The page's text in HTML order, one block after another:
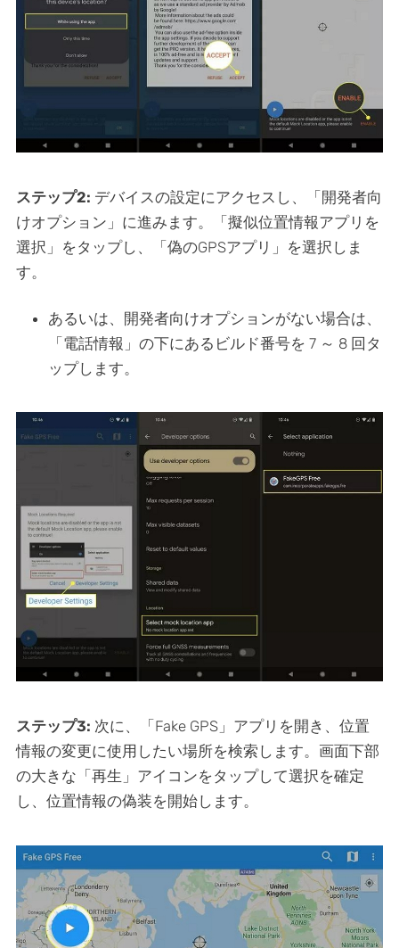
ステップ2: デバイスの設定にアクセスし、「開発者向
けオプション」に進みます。「擬似位置情報アプリを
選択」をタップし、「偽のGPSアプリ」を選択しま
す。
あるいは、開発者向けオプションがない場合は、
「電話情報」の下にあるビルド番号を 7 ～ 8 回タ
ップします。
ステップ3: 次に、「Fake GPS」アプリを開き、位置
情報の変更に使用したい場所を検索します。画面下部
の大きな「再生」アイコンをタップして選択を確定
し、位置情報の偽装を開始します。